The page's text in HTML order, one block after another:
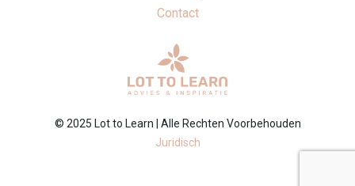
Contact
© 2025 Lot to Learn | Alle Rechten Voorbehouden
Juridisch